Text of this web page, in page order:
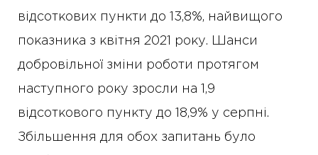
відсоткових пункти до 13,8%, найвищого
показника з квітня 2021 року. Шанси
добровільної зміни роботи протягом
наступного року зросли на 1,9
відсоткового пункту до 18,9% у серпні.
Збільшення для обох запитань було